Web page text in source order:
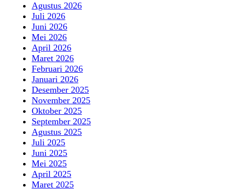
Agustus 2026
Juli 2026
Juni 2026
Mei 2026
April 2026
Maret 2026
Februari 2026
Januari 2026
Desember 2025
November 2025
Oktober 2025
September 2025
Agustus 2025
Juli 2025
Juni 2025
Mei 2025
April 2025
Maret 2025